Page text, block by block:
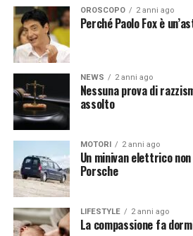
diventato un pilastro del
L’eredità di Simona Ventura nell’
ancora evidente oggi. Il
appassionare il pubblico dopo più
sua prima messa in onda.
[fonte immagine: https://
vacanza-caraibico-palme-
Continua a leggere su
OROSCOPO 2 anni ago
Perché Paolo Fox è
NEWS 2 anni ago
Nessuna prova di
assolto
MOTORI 2 anni ago
Un minivan elettrico
Porsche
LIFESTYLE 2 anni ago
La compassione fa